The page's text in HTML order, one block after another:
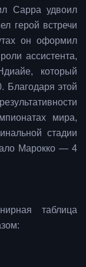
Сарра удвоил
герой встречи
он оформил
ассистента,
который
Благодаря этой
мира,
стадии
Марокко — 4
таблица